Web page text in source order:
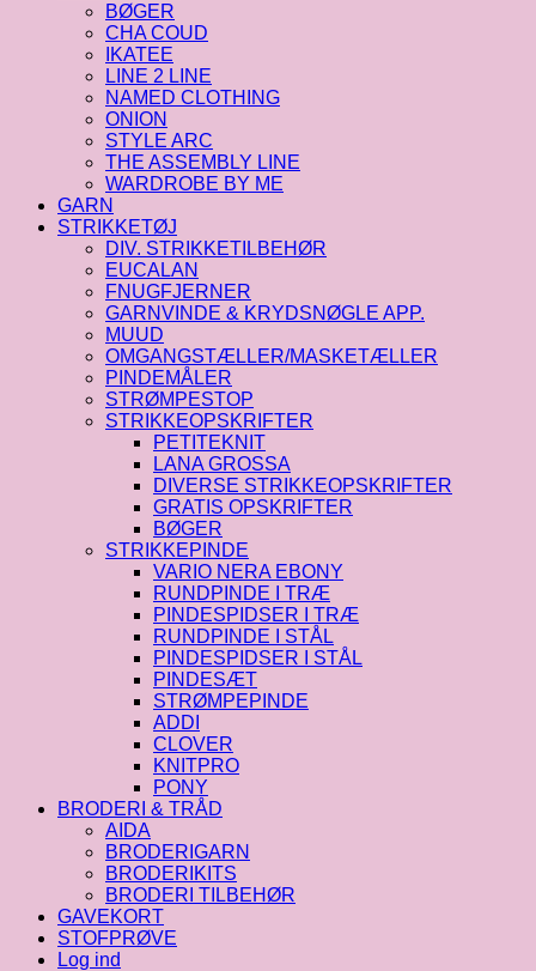
BØGER
CHA COUD
IKATEE
LINE 2 LINE
NAMED CLOTHING
ONION
STYLE ARC
THE ASSEMBLY LINE
WARDROBE BY ME
GARN
STRIKKETØJ
DIV. STRIKKETILBEHØR
EUCALAN
FNUGFJERNER
GARNVINDE & KRYDSNØGLE APP.
MUUD
OMGANGSTÆLLER/MASKETÆLLER
PINDEMÅLER
STRØMPESTOP
STRIKKEOPSKRIFTER
PETITEKNIT
LANA GROSSA
DIVERSE STRIKKEOPSKRIFTER
GRATIS OPSKRIFTER
BØGER
STRIKKEPINDE
VARIO NERA EBONY
RUNDPINDE I TRÆ
PINDESPIDSER I TRÆ
RUNDPINDE I STÅL
PINDESPIDSER I STÅL
PINDESÆT
STRØMPEPINDE
ADDI
CLOVER
KNITPRO
PONY
BRODERI & TRÅD
AIDA
BRODERIGARN
BRODERIKITS
BRODERI TILBEHØR
GAVEKORT
STOFPRØVE
Log ind